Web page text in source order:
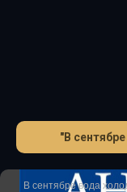
"В
В сентябре вода